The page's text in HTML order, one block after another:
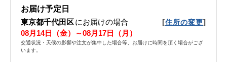
お届け予定日
東京都千代田区にお届けの場合 [住所の変更]
08月14日（金）～08月17日（月）
交通状況・天候の影響や注文が集中した場合等、お届けに時間を頂く場合がござ
います。